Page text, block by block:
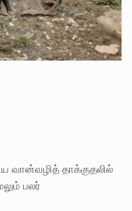
வான்வழித் தாக்குதலில்
பலர்